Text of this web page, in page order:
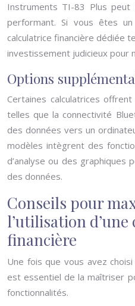
Instruments TI-83 Plus
performant. Si vous êtes
calculatrice financière dédiée
investissement judicieux pour
Options
Certaines calculatrices
telles que la connectivité
des données vers un
modèles intègrent des
d’analyse ou des graphiques
des données.
Conseils pour
l’utilisation
financière
Une fois que vous avez
est essentiel de la maîtriser
fonctionnalités.